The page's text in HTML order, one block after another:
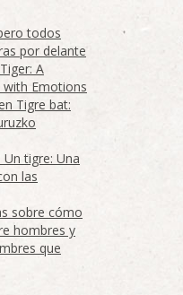
todos
por delante
A
Emotions
Tigre bat:
tigre: Una
las
sobre cómo
hombres y
que